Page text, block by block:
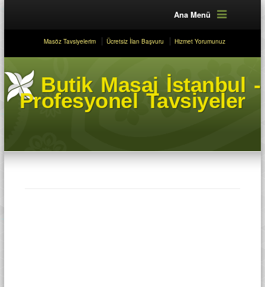
Ana Menü
Masöz Tavsiyelerim Ücretsiz İlan Başvuru Hizmet Yorumunuz
Butik Masaj İstanbul -
Profesyonel Tavsiyeler